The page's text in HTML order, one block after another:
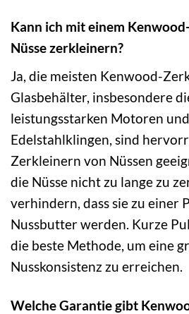
Kann ich mit einem
Nüsse zerkleinern?
Ja, die meisten Kenwood-
Glasbehälter, insbesondere
leistungsstarken Motoren
Edelstahlklingen, sind
Zerkleinern von Nüssen
die Nüsse nicht zu lange zu
verhindern, dass sie zu einer
Nussbutter werden. Kurze
die beste Methode, um eine
Nusskonsistenz zu erreichen.
Welche Garantie gibt